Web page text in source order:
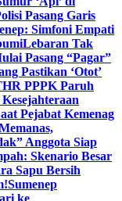
Pasang Garis
Simfoni Empati
Lebaran Tak
Pasang “Pagar”
Pastikan ‘Otot’
PPPK Paruh
Pejabat Kemenag
Anggota Siap
Skenario Besar
Sapu Bersih
Sumenep
ke